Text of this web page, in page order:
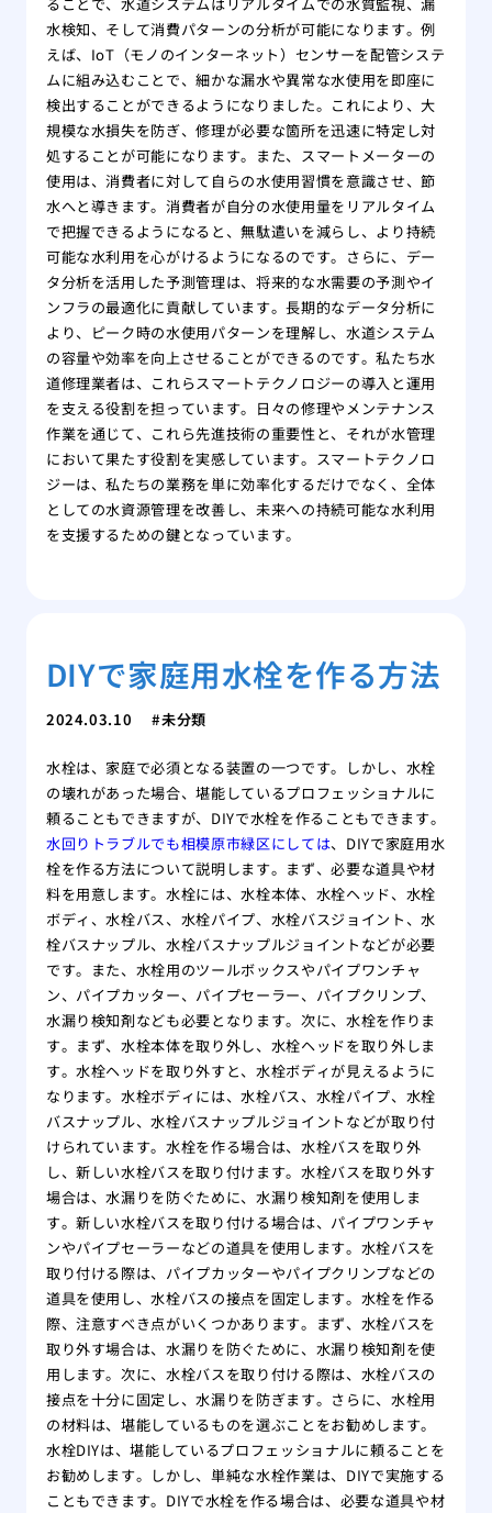
水検知、そして消費パターンの分析が可能になります。例
えば、IoT（モノのインターネット）センサーを配管システ
ムに組み込むことで、細かな漏水や異常な水使用を即座に
検出することができるようになりました。これにより、大
規模な水損失を防ぎ、修理が必要な箇所を迅速に特定し対
処することが可能になります。また、スマートメーターの
使用は、消費者に対して自らの水使用習慣を意識させ、節
水へと導きます。消費者が自分の水使用量をリアルタイム
で把握できるようになると、無駄遣いを減らし、より持続
可能な水利用を心がけるようになるのです。さらに、デー
タ分析を活用した予測管理は、将来的な水需要の予測やイ
ンフラの最適化に貢献しています。長期的なデータ分析に
より、ピーク時の水使用パターンを理解し、水道システム
の容量や効率を向上させることができるのです。私たち水
道修理業者は、これらスマートテクノロジーの導入と運用
を支える役割を担っています。日々の修理やメンテナンス
作業を通じて、これら先進技術の重要性と、それが水管理
において果たす役割を実感しています。スマートテクノロ
ジーは、私たちの業務を単に効率化するだけでなく、全体
としての水資源管理を改善し、未来への持続可能な水利用
を支援するための鍵となっています。
DIYで家庭用水栓を作る方法
2024.03.10 未分類
水栓は、家庭で必須となる装置の一つです。しかし、水栓
の壊れがあった場合、堪能しているプロフェッショナルに
頼ることもできますが、DIYで水栓を作ることもできます。
水回りトラブルでも相模原市緑区にしては、DIYで家庭用水
栓を作る方法について説明します。まず、必要な道具や材
料を用意します。水栓には、水栓本体、水栓ヘッド、水栓
ボディ、水栓バス、水栓パイプ、水栓バスジョイント、水
栓バスナップル、水栓バスナップルジョイントなどが必要
です。また、水栓用のツールボックスやパイプワンチャ
ン、パイプカッター、パイプセーラー、パイプクリンプ、
水漏り検知剤なども必要となります。次に、水栓を作りま
す。まず、水栓本体を取り外し、水栓ヘッドを取り外しま
す。水栓ヘッドを取り外すと、水栓ボディが見えるように
なります。水栓ボディには、水栓バス、水栓パイプ、水栓
バスナップル、水栓バスナップルジョイントなどが取り付
けられています。水栓を作る場合は、水栓バスを取り外
し、新しい水栓バスを取り付けます。水栓バスを取り外す
場合は、水漏りを防ぐために、水漏り検知剤を使用しま
す。新しい水栓バスを取り付ける場合は、パイプワンチャ
ンやパイプセーラーなどの道具を使用します。水栓バスを
取り付ける際は、パイプカッターやパイプクリンプなどの
道具を使用し、水栓バスの接点を固定します。水栓を作る
際、注意すべき点がいくつかあります。まず、水栓バスを
取り外す場合は、水漏りを防ぐために、水漏り検知剤を使
用します。次に、水栓バスを取り付ける際は、水栓バスの
接点を十分に固定し、水漏りを防ぎます。さらに、水栓用
の材料は、堪能しているものを選ぶことをお勧めします。
水栓DIYは、堪能しているプロフェッショナルに頼ることを
お勧めします。しかし、単純な水栓作業は、DIYで実施する
こともできます。DIYで水栓を作る場合は、必要な道具や材